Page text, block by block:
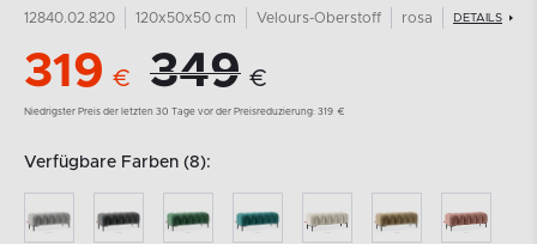
12840.02.820 120x50x50 cm Velours-Oberstoff rosa DETAILS
319 € 349 €
Niedrigster Preis der letzten 30 Tage vor der Preisreduzierung: 319 €
Verfügbare Farben (8):